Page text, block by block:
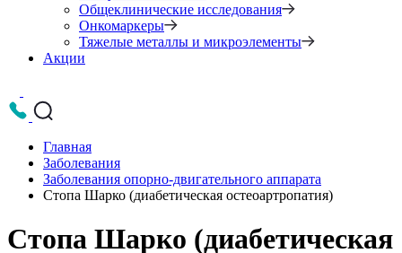
Общеклинические исследования
Онкомаркеры
Тяжелые металлы и микроэлементы
Акции
Главная
Заболевания
Заболевания опорно-двигательного аппарата
Стопа Шарко (диабетическая остеоартропатия)
Стопа Шарко (диабетическая